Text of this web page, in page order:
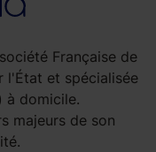
Française de
l'État et spécialisée
à domicile.
majeurs de son